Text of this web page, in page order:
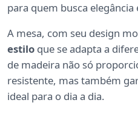
para quem busca
A mesa, com seu design
estilo que se adapta a
de madeira não só
resistente, mas também
ideal para o dia a dia.